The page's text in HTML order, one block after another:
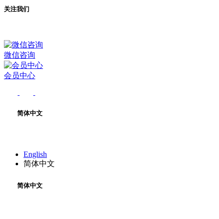
关注我们
微信咨询
会员中心
简体中文
English
简体中文
简体中文